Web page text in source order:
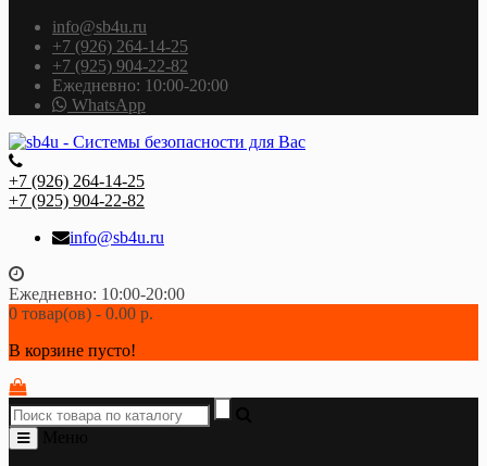
info@sb4u.ru
+7 (926) 264-14-25
+7 (925) 904-22-82
Ежедневно: 10:00-20:00
WhatsApp
+7 (926) 264-14-25
+7 (925) 904-22-82
info@sb4u.ru
Ежедневно: 10:00-20:00
0 товар(ов) - 0.00 р.
В корзине пусто!